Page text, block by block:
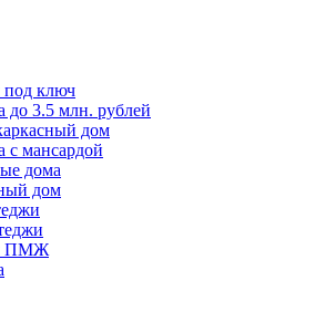
ключ
до 3.5 млн. рублей
дом
с мансардой
дома
дом
ПМЖ